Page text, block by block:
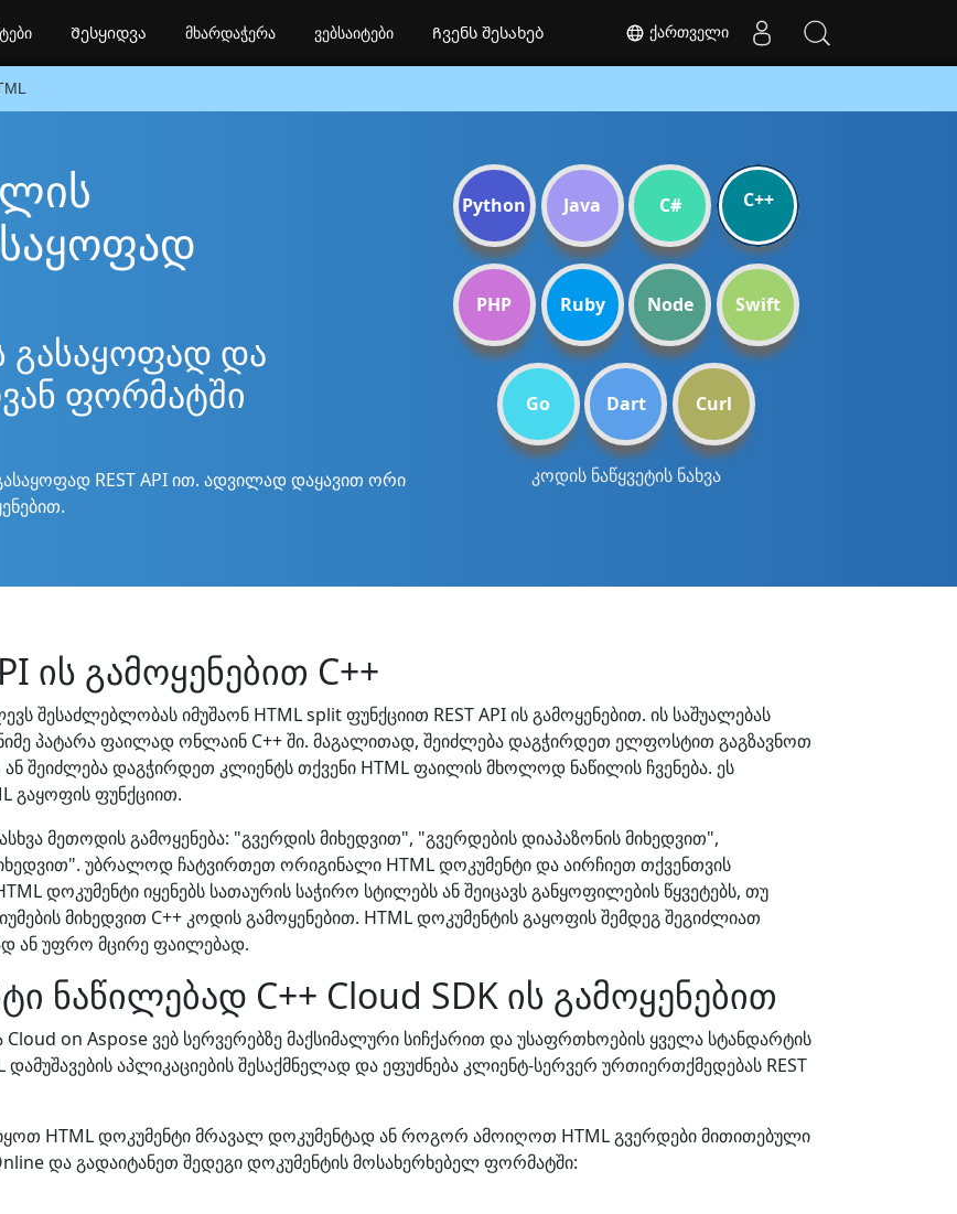
გასაყოფად და
ფორმატში
REST API ით. ადვილად დაყავით ორი
Python Java C# C++
PHP Ruby Node Swift
Go Dart Curl
კოდის ნაწყვეტის ნახვა
ის გამოყენებით C++
შესაძლებლობას იმუშაონ HTML split ფუნქციით REST API ის გამოყენებით. ის საშუალებას
პატარა ფაილად ონლაინ C++ ში. მაგალითად, შეიძლება დაგჭირდეთ ელფოსტით გაგზავნოთ
შეიძლება დაგჭირდეთ კლიენტს თქვენი HTML ფაილის მხოლოდ ნაწილის ჩვენება. ეს
გაყოფის ფუნქციით.
მეთოდის გამოყენება: "გვერდის მიხედვით", "გვერდების დიაპაზონის მიხედვით",
მიხედვით". უბრალოდ ჩატვირთეთ ორიგინალი HTML დოკუმენტი და აირჩიეთ თქვენთვის
დოკუმენტი იყენებს სათაურის საჭირო სტილებს ან შეიცავს განყოფილების წყვეტებს, თუ
მიხედვით C++ კოდის გამოყენებით. HTML დოკუმენტის გაყოფის შემდეგ შეგიძლიათ
ან უფრო მცირე ფაილებად.
ნაწილებად C++ Cloud SDK ის გამოყენებით
on Aspose ვებ სერვერებზე მაქსიმალური სიჩქარით და უსაფრთხოების ყველა სტანდარტის
აპლიკაციების შესაქმნელად და ეფუძნება კლიენტ-სერვერ ურთიერთქმედებას REST
HTML დოკუმენტი მრავალ დოკუმენტად ან როგორ ამოიღოთ HTML გვერდები მითითებული
და გადაიტანეთ შედეგი დოკუმენტის მოსახერხებელ ფორმატში:
ქართველი
Შესყიდვა მხარდაჭერა ვებსაიტები Ჩვენს შესახებ